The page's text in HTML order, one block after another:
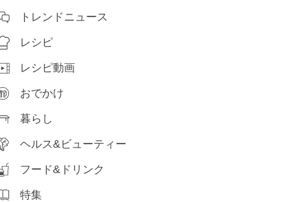
トレンドニュース
レシピ
レシピ動画
おでかけ
暮らし
ヘルス&ビューティー
フード&ドリンク
特集